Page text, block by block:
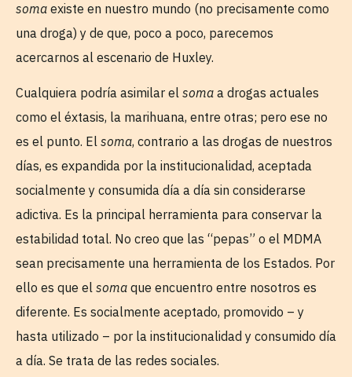
soma existe en nuestro mundo (no precisamente como
una droga) y de que, poco a poco, parecemos
acercarnos al escenario de Huxley.
Cualquiera podría asimilar el soma a drogas actuales
como el éxtasis, la marihuana, entre otras; pero ese no
es el punto. El soma, contrario a las drogas de nuestros
días, es expandida por la institucionalidad, aceptada
socialmente y consumida día a día sin considerarse
adictiva. Es la principal herramienta para conservar la
estabilidad total. No creo que las “pepas” o el MDMA
sean precisamente una herramienta de los Estados. Por
ello es que el soma que encuentro entre nosotros es
diferente. Es socialmente aceptado, promovido – y
hasta utilizado – por la institucionalidad y consumido día
a día. Se trata de las redes sociales.